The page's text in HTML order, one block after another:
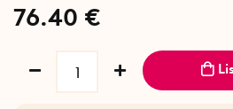
76.40 €